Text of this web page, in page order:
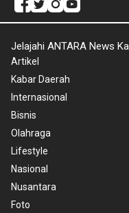
Jelajahi ANTARA News
Artikel
Kabar Daerah
Internasional
Bisnis
Olahraga
Lifestyle
Nasional
Nusantara
Foto